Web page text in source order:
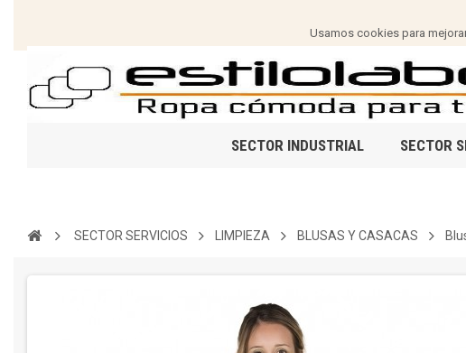
Usamos cookies para
SECTOR INDUSTRIAL SECTOR
SECTOR SERVICIOS LIMPIEZA BLUSAS Y CASACAS